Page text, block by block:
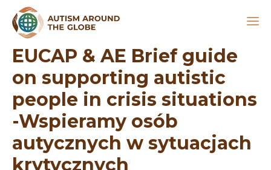
EUCAP & AE Brief guide
on supporting autistic
people in crisis situations
-Wspieramy osób
autycznych w sytuacjach
krytycznych